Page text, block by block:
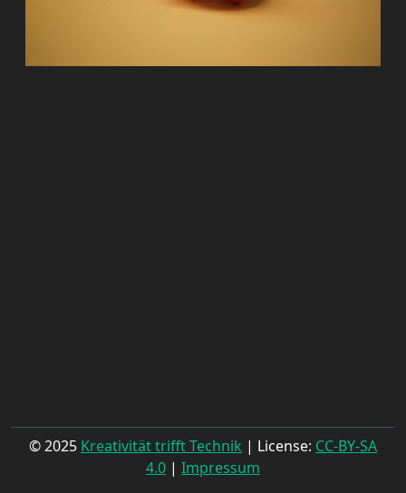
© 2025 Kreativität trifft Technik | License: CC-BY-SA
4.0 | Impressum